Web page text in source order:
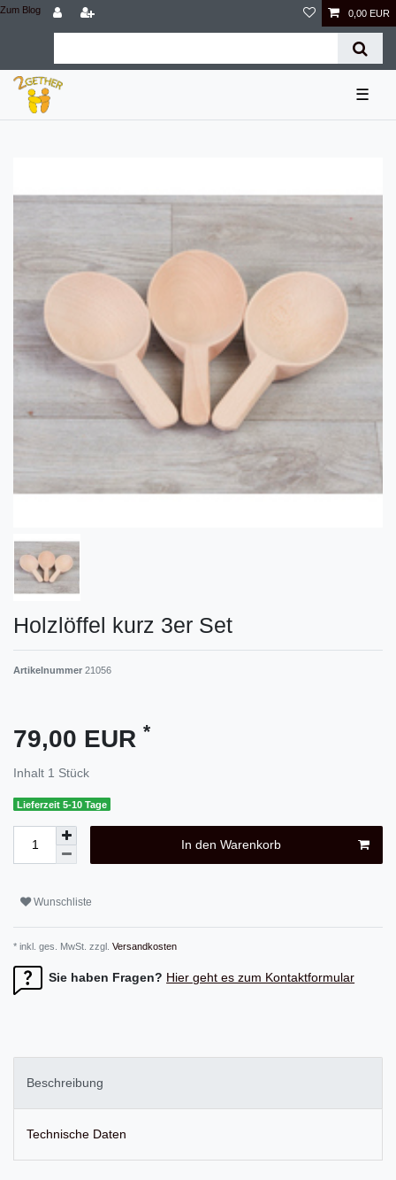
Zum Blog 0,00 EUR
☰
Holzlöffel kurz 3er Set
Artikelnummer 21056
79,00 EUR *
Inhalt 1 Stück
Lieferzeit 5-10 Tage
In den Warenkorb
Wunschliste
* inkl. ges. MwSt. zzgl. Versandkosten
Sie haben Fragen? Hier geht es zum Kontaktformular
Beschreibung
Technische Daten